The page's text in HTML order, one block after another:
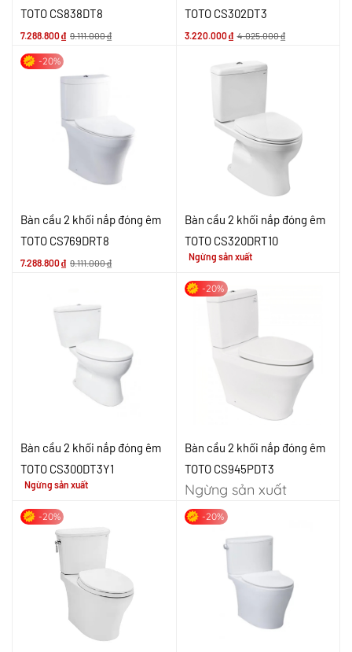
TOTO CS838DT8
7.288.800₫ 9.111.000₫
TOTO CS302DT3
3.220.000₫ 4.025.000₫
-20%
Bàn cầu 2 khối nắp đóng êm
TOTO CS769DRT8
7.288.800₫ 9.111.000₫
Bàn cầu 2 khối nắp đóng êm
TOTO CS320DRT10
Ngừng sản xuất
Bàn cầu 2 khối nắp đóng êm
TOTO CS300DT3Y1
Ngừng sản xuất
-20%
Bàn cầu 2 khối nắp đóng êm
TOTO CS945PDT3
Ngừng sản xuất
-20% -20%